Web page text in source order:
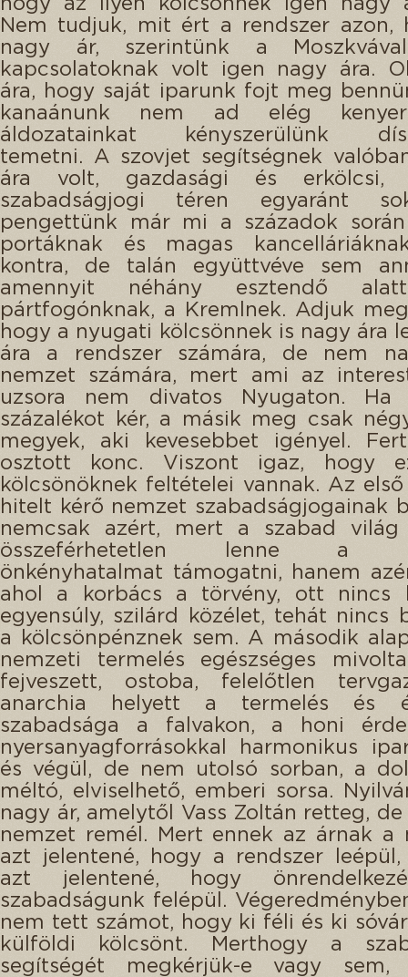
Nem tudjuk, mit ért a rendszer azon,
nagy ár, szerintünk a
kapcsolatoknak volt igen nagy ára.
ára, hogy saját iparunk fojt meg
kanaánunk nem ad elég
áldozatainkat kényszerülünk
temetni. A szovjet segítségnek
ára volt, gazdasági és erkölcsi,
szabadságjogi téren egyaránt
pengettünk már mi a századok
portáknak és magas
kontra, de talán együttvéve sem
amennyit néhány esztendő
pártfogónknak, a Kremlnek. Adjuk
hogy a nyugati kölcsönnek is nagy ára
ára a rendszer számára, de nem
nemzet számára, mert ami az
uzsora nem divatos Nyugaton.
százalékot kér, a másik meg csak
megyek, aki kevesebbet igényel.
osztott konc. Viszont igaz, hogy
kölcsönöknek feltételei vannak. Az
hitelt kérő nemzet szabadságjogainak
nemcsak azért, mert a szabad világ
összeférhetetlen lenne a
önkényhatalmat támogatni, hanem
ahol a korbács a törvény, ott nincs
egyensúly, szilárd közélet, tehát nincs
a kölcsönpénznek sem. A második
nemzeti termelés egészséges
fejveszett, ostoba, felelőtlen
anarchia helyett a termelés és
szabadsága a falvakon, a honi
nyersanyagforrásokkal harmonikus
és végül, de nem utolsó sorban, a
méltó, elviselhető, emberi sorsa.
nagy ár, amelytől Vass Zoltán retteg,
nemzet remél. Mert ennek az árnak a
azt jelentené, hogy a rendszer
azt jelentené, hogy
szabadságunk felépül.
nem tett számot, hogy ki féli és ki
külföldi kölcsönt. Merthogy a
segítségét megkérjük-e vagy